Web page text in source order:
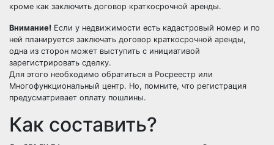
кроме как заключить договор краткосрочной аренды.
Внимание! Если у недвижимости есть кадастровый номер и по
ней планируется заключать договор краткосрочной аренды,
одна из сторон может выступить с инициативой
зарегистрировать сделку.
Для этого необходимо обратиться в Росреестр или
Многофункциональный центр. Но, помните, что регистрация
предусматривает оплату пошлины.
Как составить?